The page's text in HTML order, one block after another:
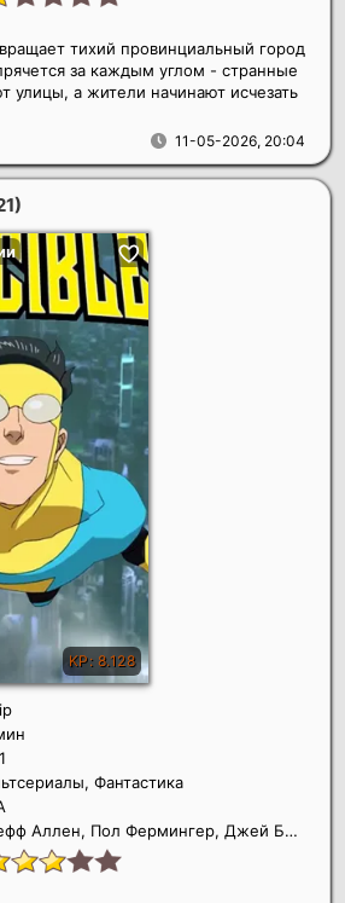
11-05-2026, 20:04
тихий провинциальный город
за каждым углом - странные
улицы, а жители начинают исчезать
Фантастика
Джефф Аллен, Пол Фермингер, Джей Бейкер